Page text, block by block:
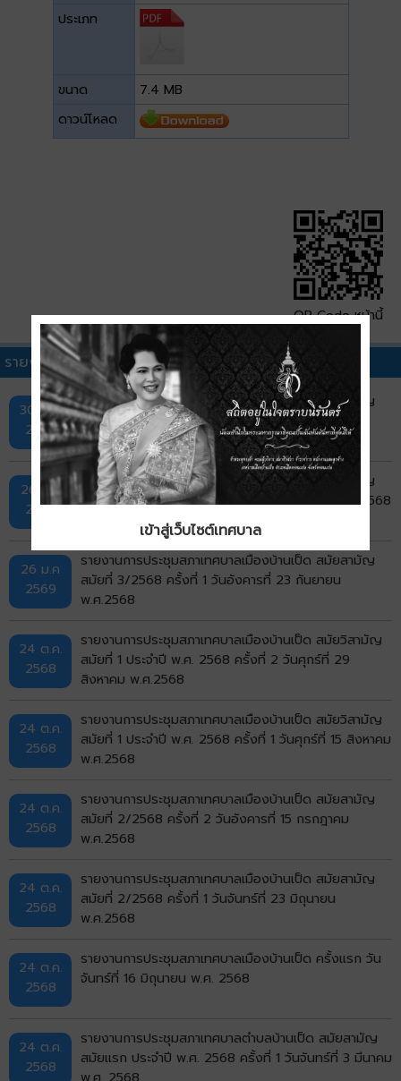
ประเภท
ขนาด
7.4 MB
ดาวน์โหลด
QR Code หน้านี้
รายงานการประชุมสภาอื่นๆ
30 มี.ค.
2569
รายงานการประชุมสภาเทศบาลเมืองบ้านเป็ด สมัยสามัญ
สมัยที่ 4/2568 ครั้งที่ 1 วันจันทร์ที่ 24 พฤศจิกายน
พ.ศ.2568
26 ม.ค
2569
รายงานการประชุมสภาเทศบาลเมืองบ้านเป็ด สมัยสามัญ
สมัยที่ 3/2568 ครั้งที่ 2 วันศุกร์ที่ 26 กันยายน พ.ศ.2568
26 ม.ค
2569
รายงานการประชุมสภาเทศบาลเมืองบ้านเป็ด สมัยสามัญ
สมัยที่ 3/2568 ครั้งที่ 1 วันอังคารที่ 23 กันยายน
พ.ศ.2568
24 ต.ค.
2568
รายงานการประชุมสภาเทศบาลเมืองบ้านเป็ด สมัยวิสามัญ
สมัยที่ 1 ประจำปี พ.ศ. 2568 ครั้งที่ 2 วันศุกร์ที่ 29
สิงหาคม พ.ศ.2568
24 ต.ค.
2568
รายงานการประชุมสภาเทศบาลเมืองบ้านเป็ด สมัยวิสามัญ
สมัยที่ 1 ประจำปี พ.ศ. 2568 ครั้งที่ 1 วันศุกร์ที่ 15 สิงหาคม
พ.ศ.2568
24 ต.ค.
2568
รายงานการประชุมสภาเทศบาลเมืองบ้านเป็ด สมัยสามัญ
สมัยที่ 2/2568 ครั้งที่ 2 วันอังคารที่ 15 กรกฎาคม
พ.ศ.2568
24 ต.ค.
2568
รายงานการประชุมสภาเทศบาลเมืองบ้านเป็ด สมัยสามัญ
สมัยที่ 2/2568 ครั้งที่ 1 วันจันทร์ที่ 23 มิถุนายน
พ.ศ.2568
24 ต.ค.
2568
รายงานการประชุมสภาเทศบาลเมืองบ้านเป็ด ครั้งแรก วัน
จันทร์ที่ 16 มิถุนายน พ.ศ. 2568
24 ต.ค.
2568
รายงานการประชุมสภาเทศบาลตำบลบ้านเป็ด สมัยสามัญ
สมัยแรก ประจำปี พ.ศ. 2568 ครั้งที่ 1 วันจันทร์ที่ 3 มีนาคม
เข้าสู่เว็บไซต์เทศบาล